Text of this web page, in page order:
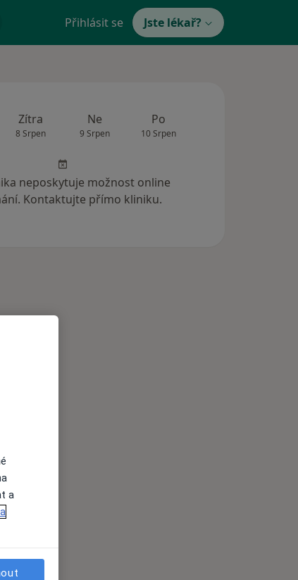
Přihlásit se Jste lékař?
Zítra
8 Srpen
Ne
9 Srpen
Po
10 Srpen
neposkytuje možnost online
Kontaktujte přímo kliniku.
a